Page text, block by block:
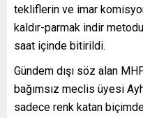
tekliflerin ve imar
kaldır-parmak indir
saat içinde bitirildi.
Gündem dışı söz alan
bağımsız meclis üyesi
sadece renk katan